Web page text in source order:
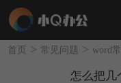
首页 > 常见问题 > word
怎么把几